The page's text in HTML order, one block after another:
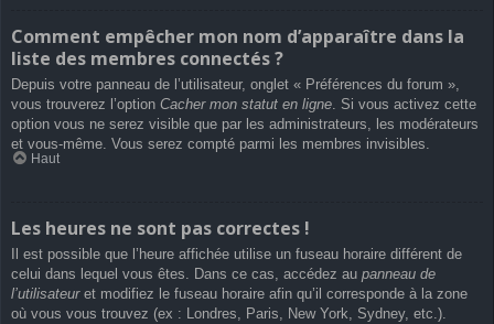
Comment empêcher mon nom d’apparaître dans la
liste des membres connectés ?
Depuis votre panneau de l’utilisateur, onglet « Préférences du forum »,
vous trouverez l’option Cacher mon statut en ligne . Si vous activez cette
option vous ne serez visible que par les administrateurs, les modérateurs
et vous-même. Vous serez compté parmi les membres invisibles.
Haut
Les heures ne sont pas correctes !
Il est possible que l’heure affichée utilise un fuseau horaire différent de
celui dans lequel vous êtes. Dans ce cas, accédez au panneau de
l’utilisateuret modifiez le fuseau horaire afin qu’il corresponde à la zone
où vous vous trouvez (ex : Londres, Paris, New York, Sydney, etc.).